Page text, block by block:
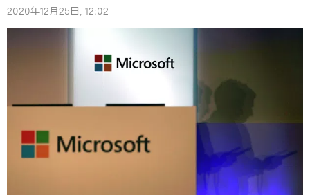
2020年12月25日, 12:02